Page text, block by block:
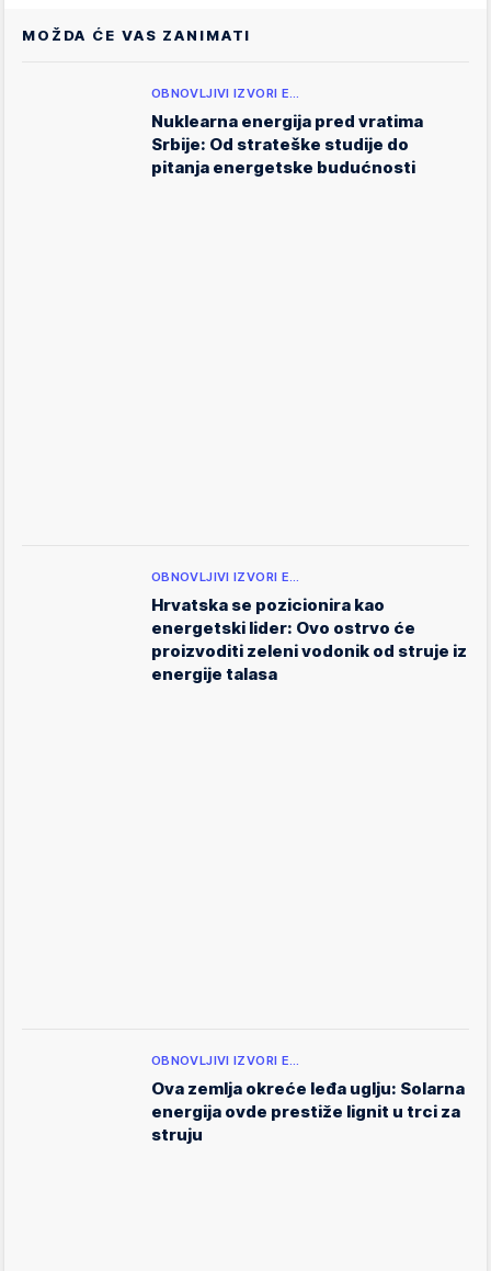
MOŽDA ĆE VAS ZANIMATI
OBNOVLJIVI IZVORI E…
Nuklearna energija pred vratima
Srbije: Od strateške studije do
pitanja energetske budućnosti
OBNOVLJIVI IZVORI E…
Hrvatska se pozicionira kao
energetski lider: Ovo ostrvo će
proizvoditi zeleni vodonik od struje iz
energije talasa
OBNOVLJIVI IZVORI E…
Ova zemlja okreće leđa uglju: Solarna
energija ovde prestiže lignit u trci za
struju